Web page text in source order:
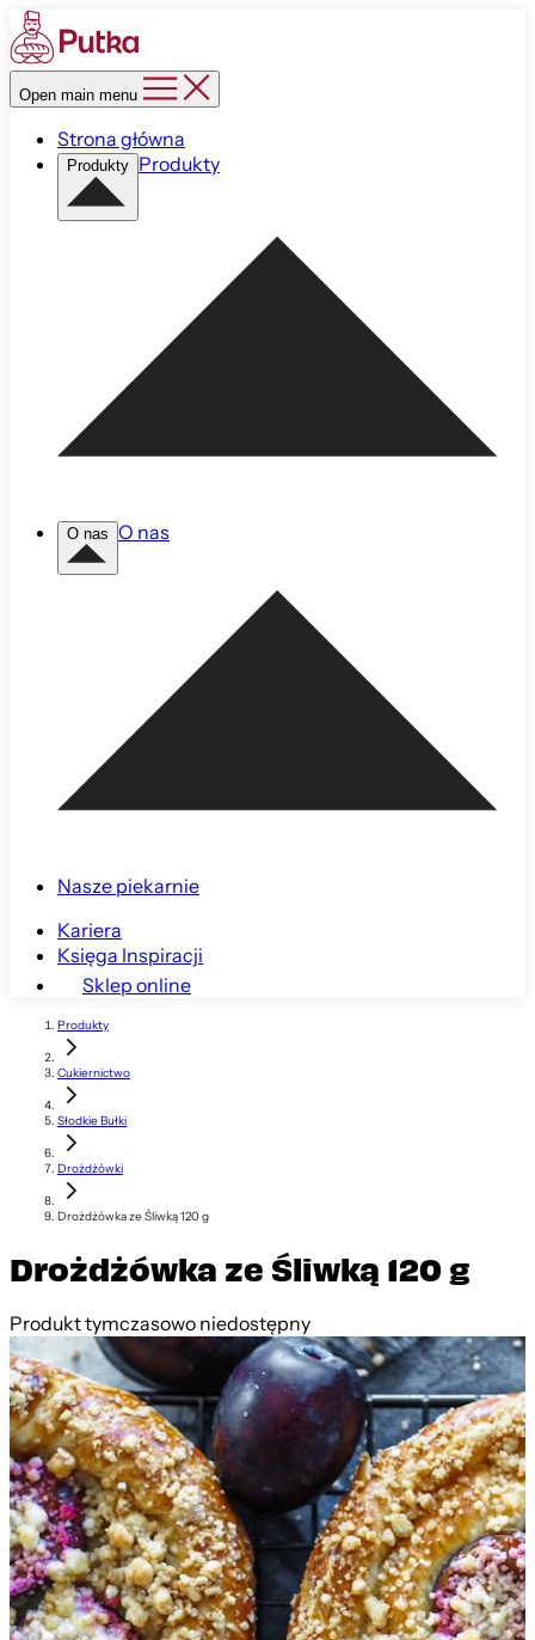
Open main menu
Strona główna
Produkty Produkty
O nas O nas
Nasze piekarnie
Kariera
Księga Inspiracji
Sklep online
Produkty
Cukiernictwo
Słodkie Bułki
Drożdżówki
Drożdżówka ze Śliwką 120 g
Drożdżówka ze Śliwką 120 g
Produkt tymczasowo niedostępny